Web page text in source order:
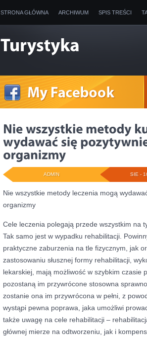
STRONA GŁÓWNA ARCHIWUM SPIS TREŚCI
SIE -
ADMIN
Nie wszystkie metody leczenia mogą
organizmy
Cele leczenia polegają przede wszystkim na
Tak samo jest w wypadku rehabilitacji.
praktyczne zaburzenia na tle fizycznym, jak
zastosowaniu słusznej formy rehabilitacji,
lekarskiej, mają możliwość w szybkim czasie
pozostaną im przywrócone stosowna
zostanie ona im przywrócona w pełni, z
wystąpi pewna poprawa, jaka umożliwi
także uwagę na cele rehabilitacji –
głównej mierze na odtworzeniu, jak i